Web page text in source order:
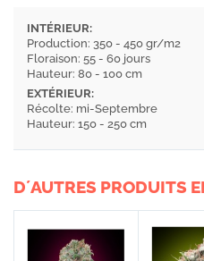
INTÉRIEUR:
Production: 350 - 450 gr/m2
Floraison: 55 - 60 jours
Hauteur: 80 - 100 cm
EXTÉRIEUR:
Récolte: mi-Septembre
Hauteur: 150 - 250 cm
D´AUTRES PRODUITS